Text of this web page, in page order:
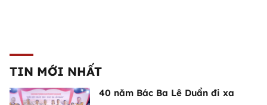
TIN MỚI NHẤT
40 năm Bác Ba Lê Duẩn đi xa